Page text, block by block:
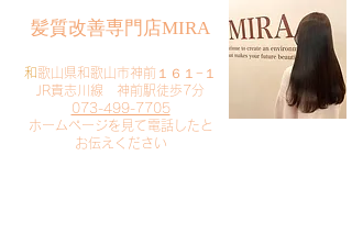
​髪質改善専門店MIRA
​和歌山県和歌山市神前１６１−１
JR貴志川線 神前駅徒歩7分
073-499-7705
​ホームページを見て電話したと
お伝えください